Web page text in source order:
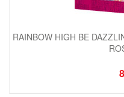
RAINBOW HIGH BE